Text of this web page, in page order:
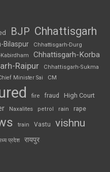
BJP Chhattisgarh
Bilaspur Chhattisgarh-Durg
Chhattisgarh-Korba
Raipur
Chhattisgarh-Sukma
Minister Sai CM
fire fraud High Court
Naxalites petrol rain rape
train Vastu vishnu
प्रदेश रायपुर